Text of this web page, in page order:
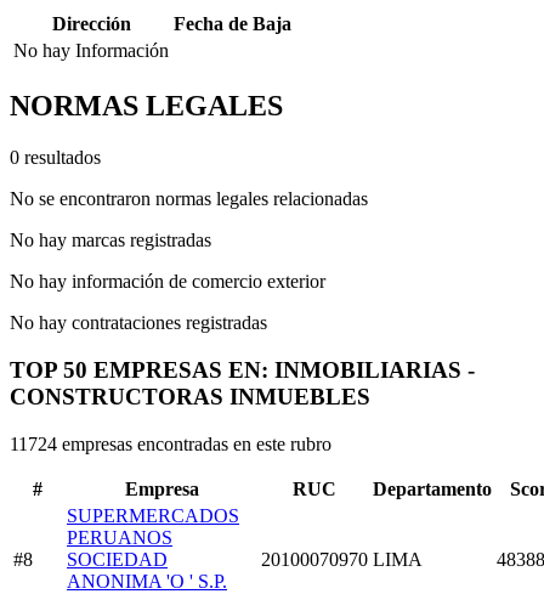
Dirección
Fecha de Baja
No hay Información
NORMAS LEGALES
0 resultados
No se encontraron normas legales relacionadas
No hay marcas registradas
No hay información de comercio exterior
No hay contrataciones registradas
TOP 50 EMPRESAS EN: INMOBILIARIAS -
CONSTRUCTORAS INMUEBLES
11724 empresas encontradas en este rubro
# Empresa RUC Departamento
#8
SUPERMERCADOS
PERUANOS
SOCIEDAD
ANONIMA 'O ' S.P.
20100070970 LIMA